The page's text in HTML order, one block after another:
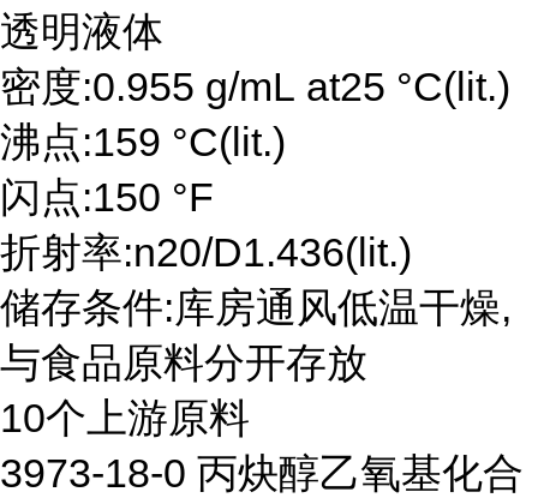
透明液体
密度:0.955 g/mL at25 °C(lit.)
沸点:159 °C(lit.)
闪点:150 °F
折射率:n20/D1.436(lit.)
储存条件:库房通风低温干燥,
与食品原料分开存放
10个上游原料
3973-18-0 丙炔醇乙氧基化合